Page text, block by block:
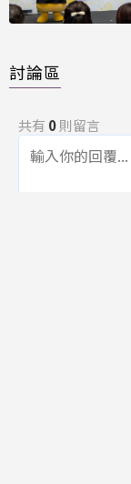
討論區
共有 0則留言